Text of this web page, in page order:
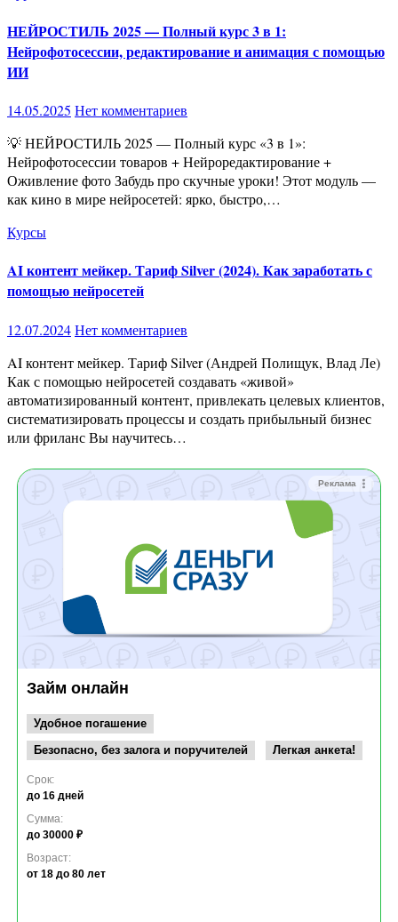
НЕЙРОСТИЛЬ 2025 — Полный курс 3 в 1:
Нейрофотосессии, редактирование и анимация с помощью
ИИ
14.05.2025 Нет комментариев
💡 НЕЙРОСТИЛЬ 2025 — Полный курс «3 в 1»:
Нейрофотосессии товаров + Нейроредактирование +
Оживление фото Забудь про скучные уроки! Этот модуль —
как кино в мире нейросетей: ярко, быстро,…
Курсы
AI контент мейкер. Тариф Silver (2024). Как заработать с
помощью нейросетей
12.07.2024Нет комментариев
AI контент мейкер. Тариф Silver (Андрей Полищук, Влад Ле)
Как с помощью нейросетей создавать «живой»
автоматизированный контент, привлекать целевых клиентов,
систематизировать процессы и создать прибыльный бизнес
или фриланс Вы научитесь…
Реклама
Займ онлайн
Удобное погашение
Безопасно, без залога и поручителей
Легкая анкета!
Срок:
до 16 дней
Сумма:
до 30000 ₽
Возраст:
от 18 до 80 лет